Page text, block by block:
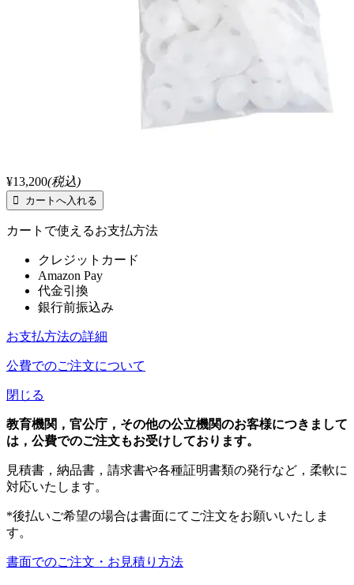
¥13,200(税込)
カートで使えるお支払方法
クレジットカード
Amazon Pay
代金引換
銀行前振込み
お支払方法の詳細
公費でのご注文について
閉じる
教育機関，官公庁，その他の公立機関のお客様につきまして
は，公費でのご注文もお受けしております。
見積書，納品書，請求書や各種証明書類の発行など，柔軟に
対応いたします。
*後払いご希望の場合は書面にてご注文をお願いいたしま
す。
書面でのご注文・お見積り方法